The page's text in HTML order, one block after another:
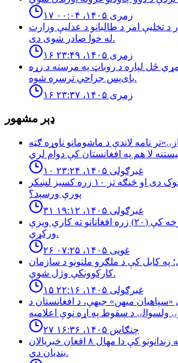
۱۷ زمری ۱۴۰۵، ۰۰:۰۴
تخلیې امر د طالبانو د عدلیې وزارت
له خوا صادر شوی دی.
۱۶ زمری ۱۴۰۵، ۲۳:۴۹
ځل لپاره د روباټ په مرسته د زړه
بای‌پس جراحي ترسره شوه.
۱۶ زمری ۱۴۰۵، ۲۳:۳۷
ډېر مشهور
نامه لاندې د ماشومانو ناوړه ګټه
۱۰ غبرګولی ۱۴۰۵، ۲۳:۲۴
جمعه خان فاتح څوک دی او څنګه تر ۱۰ زره کسیز لښکر
پورې ورسېد؟
۳۱ غبرګولی ۱۴۰۵، ۱۹:۱۲
تركيې د مالدارۍ په برخه كې (٢٠) زره افغانانو ته كاري ويزې
وركړې.
۲۶ غویی ۱۴۰۵، ۰۷:۲۵
په کابل کې د ملګرو ملتونو د سازمان
کارکوونکې وژل شوې.
۱۵ غبرګولی ۱۴۰۵، ۲۲:۱۶
میهن» جبهې، د افغانستان د
۲۷ چنګاښ ۱۴۰۵، ۱۶:۳۶
امسو: د طالبانو په زندانونو كې دا مهال ٨ افغان خبريالان
بنديان دي.